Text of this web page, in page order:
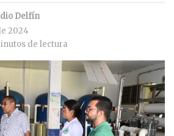
Delfín
2024
de lectura